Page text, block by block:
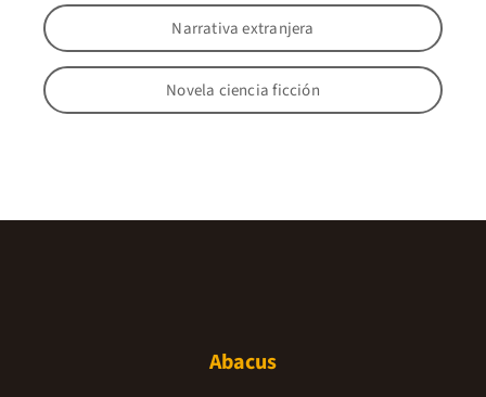
Narrativa extranjera
Novela ciencia ficción
Abacus